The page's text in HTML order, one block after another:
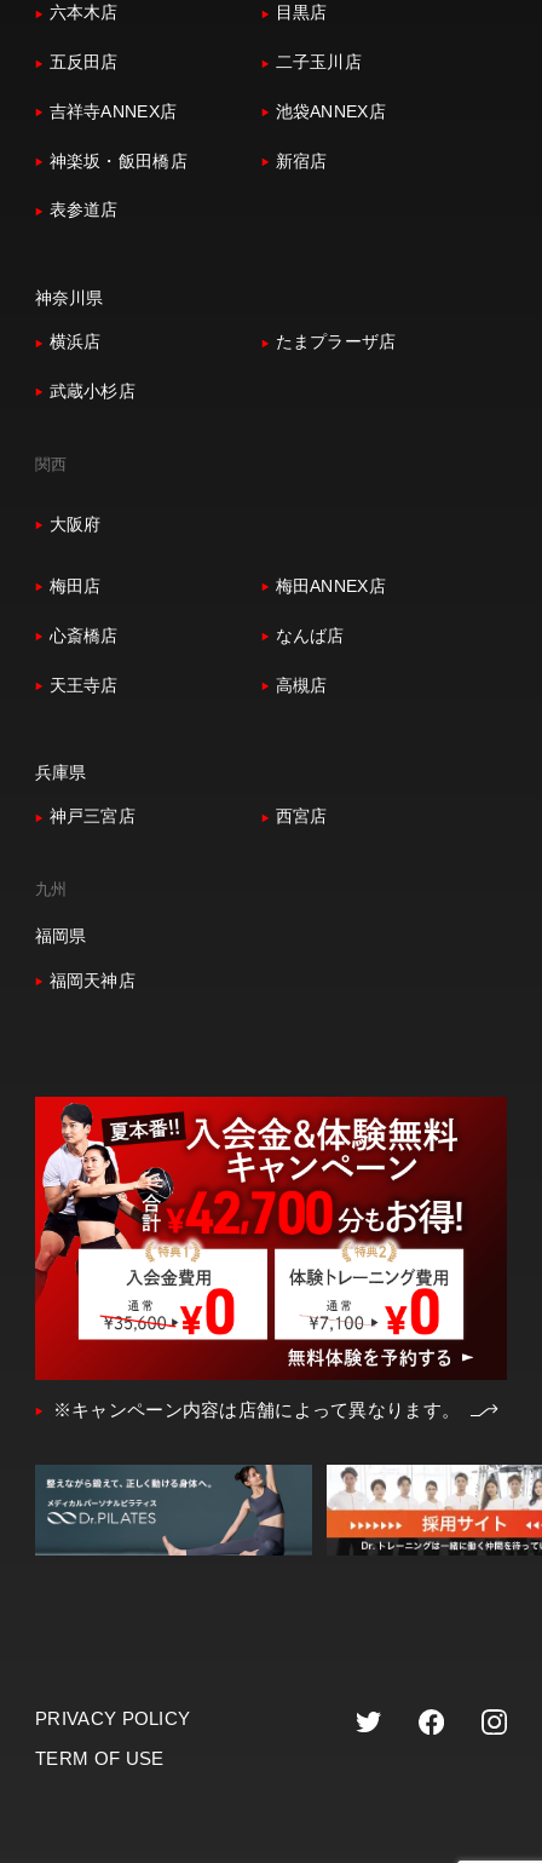
六本木店 目黒店
五反田店 二子玉川店
吉祥寺ANNEX店 池袋ANNEX店
神楽坂・飯田橋店 新宿店
表参道店
神奈川県
横浜店 たまプラーザ店
武蔵小杉店
関西
大阪府
梅田店 梅田ANNEX店
心斎橋店 なんば店
天王寺店 高槻店
兵庫県
神戸三宮店 西宮店
九州
福岡県
福岡天神店
※キャンペーン内容は店舗によって異なります。
PRIVACY POLICY
TERM OF USE